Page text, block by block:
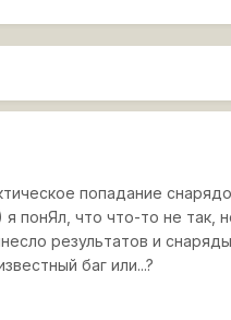
попадание
понЯл, что что-то не так,
результатов и
баг или...?